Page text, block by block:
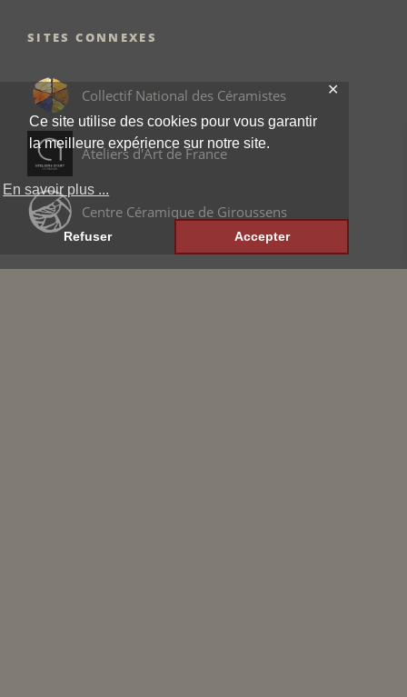
Ce site utilise des cookies pour vous garantir
la meilleure expérience sur notre site.
En savoir plus ...
Refuser Accepter
✕
SITES CONNEXES
Collectif National des Céramistes
Ateliers d'Art de France
Centre Céramique de Giroussens